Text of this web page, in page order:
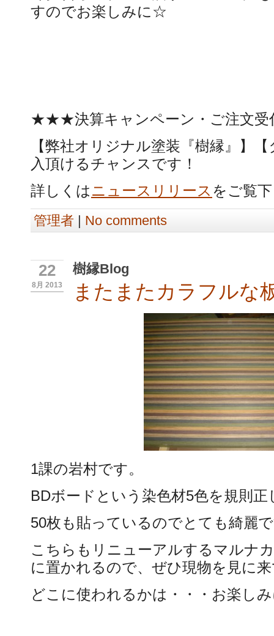
すのでお楽しみに☆
★★★決算キャンペーン・ご注文
【弊社オリジナル塗装『樹縁』】
入頂けるチャンスです！
詳しくはニュースリリース をご覧
管理者 No comments
22
8月 2013
樹縁Blog
またまたカラフルな
1課の岩村です。
BDボードという染色材5色を規則
50枚も貼っているのでとても綺麗
こちらもリニューアルするマルナ
に置かれるので、ぜひ現物を見に
どこに使われるかは・・・お楽し